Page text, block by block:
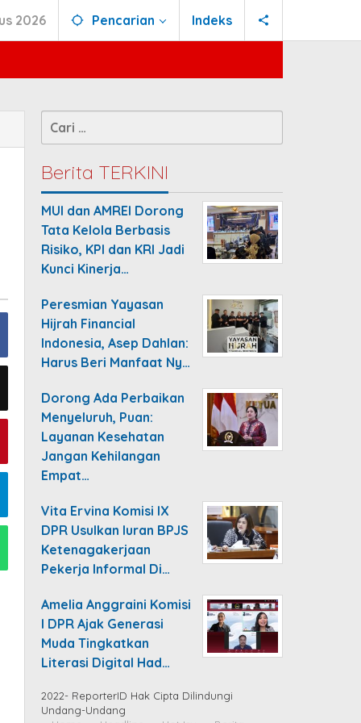
2026 Pencarian Indeks
Cari
untuk:
Berita TERKINI
MUI dan AMREI Dorong
Tata Kelola Berbasis
Risiko, KPI dan KRI Jadi
Kunci Kinerja…
Peresmian Yayasan
Hijrah Financial
Indonesia, Asep Dahlan:
Harus Beri Manfaat Ny…
Dorong Ada Perbaikan
Menyeluruh, Puan:
Layanan Kesehatan
Jangan Kehilangan
Empat…
Vita Ervina Komisi IX
DPR Usulkan Iuran BPJS
Ketenagakerjaan
Pekerja Informal Di…
Amelia Anggraini Komisi
I DPR Ajak Generasi
Muda Tingkatkan
Literasi Digital Had…
2022- ReporterID Hak Cipta Dilindungi
Undang-Undang